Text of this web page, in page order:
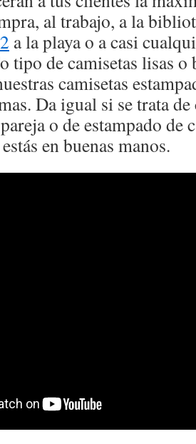
al trabajo, a la
a la playa o a casi
tipo de camisetas lisas o
camisetas
Da igual si se trata de
o de estampado de
en buenas manos.